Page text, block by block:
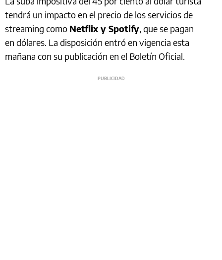
tendrá un impacto en el precio de los servicios de
streaming como Netflix y Spotify, que se pagan
en dólares. La disposición entró en vigencia esta
mañana con su publicación en el Boletín Oficial.